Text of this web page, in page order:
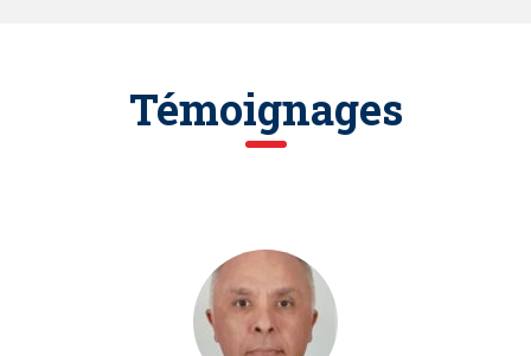
Témoignages